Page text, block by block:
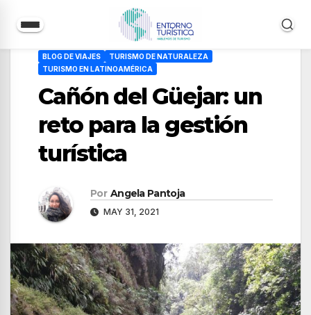
BLOG DE VIAJES
TURISMO DE NATURALEZA
TURISMO EN LATINOAMÉRICA
Cañón del Güejar: un
reto para la gestión
turística
Por Angela Pantoja
MAY 31, 2021